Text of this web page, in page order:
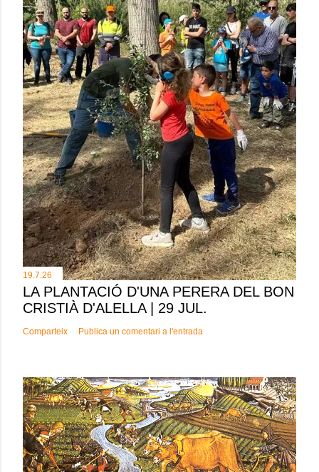
19.7.26
LA PLANTACIÓ D'UNA PERERA DEL BON
CRISTIÀ D'ALELLA | 29 JUL.
Comparteix Publica un comentari a l'entrada